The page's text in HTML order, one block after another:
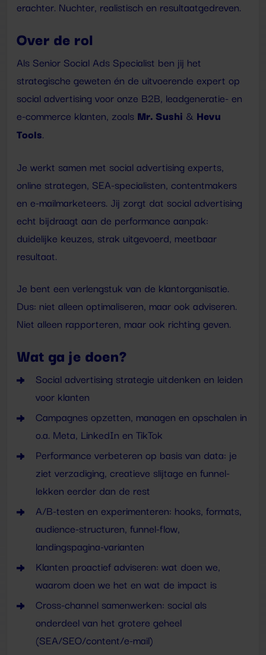
erachter. Nuchter, realistisch en resultaatgedreven.
Over de rol
Als Senior Social Ads Specialist ben jij het
strategische geweten én de uitvoerende expert op
social advertising voor onze B2B, leadgeneratie- en
e-commerce klanten, zoals Mr. Sushi & Hevu
Tools.
Je werkt samen met social advertising experts,
online strategen, SEA-specialisten, contentmakers
en e-mailmarketeers. Jij zorgt dat social advertising
echt bijdraagt aan de performance aanpak:
duidelijke keuzes, strak uitgevoerd, meetbaar
resultaat.
Je bent een verlengstuk van de klantorganisatie.
Dus: niet alleen optimaliseren, maar ook adviseren.
Niet alleen rapporteren, maar ook richting geven.
Wat ga je doen?
Social advertising strategie uitdenken en leiden
voor klanten
Campagnes opzetten, managen en opschalen in
o.a. Meta, LinkedIn en TikTok
Performance verbeteren op basis van data: je
ziet verzadiging, creatieve slijtage en funnel-
lekken eerder dan de rest
A/B-testen en experimenteren: hooks, formats,
audience-structuren, funnel-flow,
landingspagina-varianten
Klanten proactief adviseren: wat doen we,
waarom doen we het en wat de impact is
Cross-channel samenwerken: social als
onderdeel van het grotere geheel
(SEA/SEO/content/e-mail)